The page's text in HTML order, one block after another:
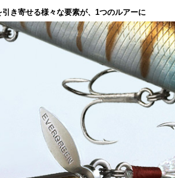
き寄せる様々な要素が、1つのルアーに